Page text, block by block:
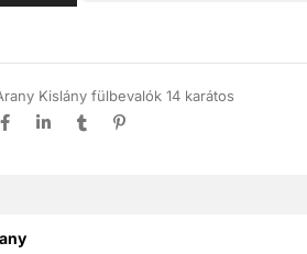
Kislány fülbevalók 14 karátos